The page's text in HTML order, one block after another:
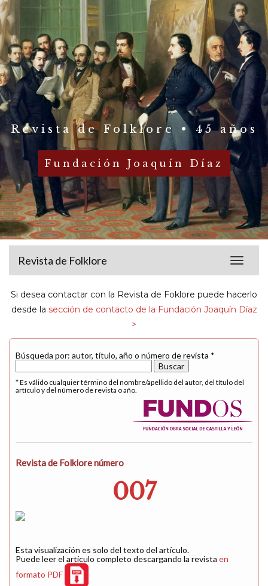
Revista de Folklore • 45 años
Fundación Joaquín Díaz
Toggle
Revista de Folklore
Si desea contactar con la Revista de Foklore puede hacerlo
desde la sección de contacto de la Fundación Joaquín Díaz
>
Búsqueda por: autor, título, año o número de revista *
* Es válido cualquier término del nombre/apellido del autor, del título del
artículo y del número de revista o año.
Revista de Folklore número
007
Esta visualización es solo del texto del artículo.
Puede leer el artículo completo descargando la revista en
formato PDF